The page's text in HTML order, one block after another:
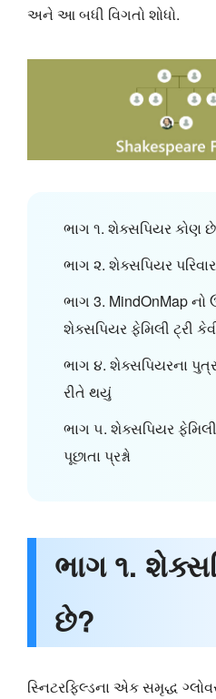
અને આ બધી વિગતો શોધો.
ભાગ ૧. શેક્સપિયર કોણ છે
ભાગ ૨. શેક્સપિયર પરિવાર
ભાગ 3. MindOnMap નો
શેક્સપિયર ફેમિલી ટ્રી
ભાગ ૪. શેક્સપિયરના
રીતે થયું
ભાગ ૫. શેક્સપિયર ફેમિલી
પૂછાતા પ્રશ્નો
ભાગ ૧.
છે?
સ્નિટરફિલ્ડના એક સમૃદ્ધ